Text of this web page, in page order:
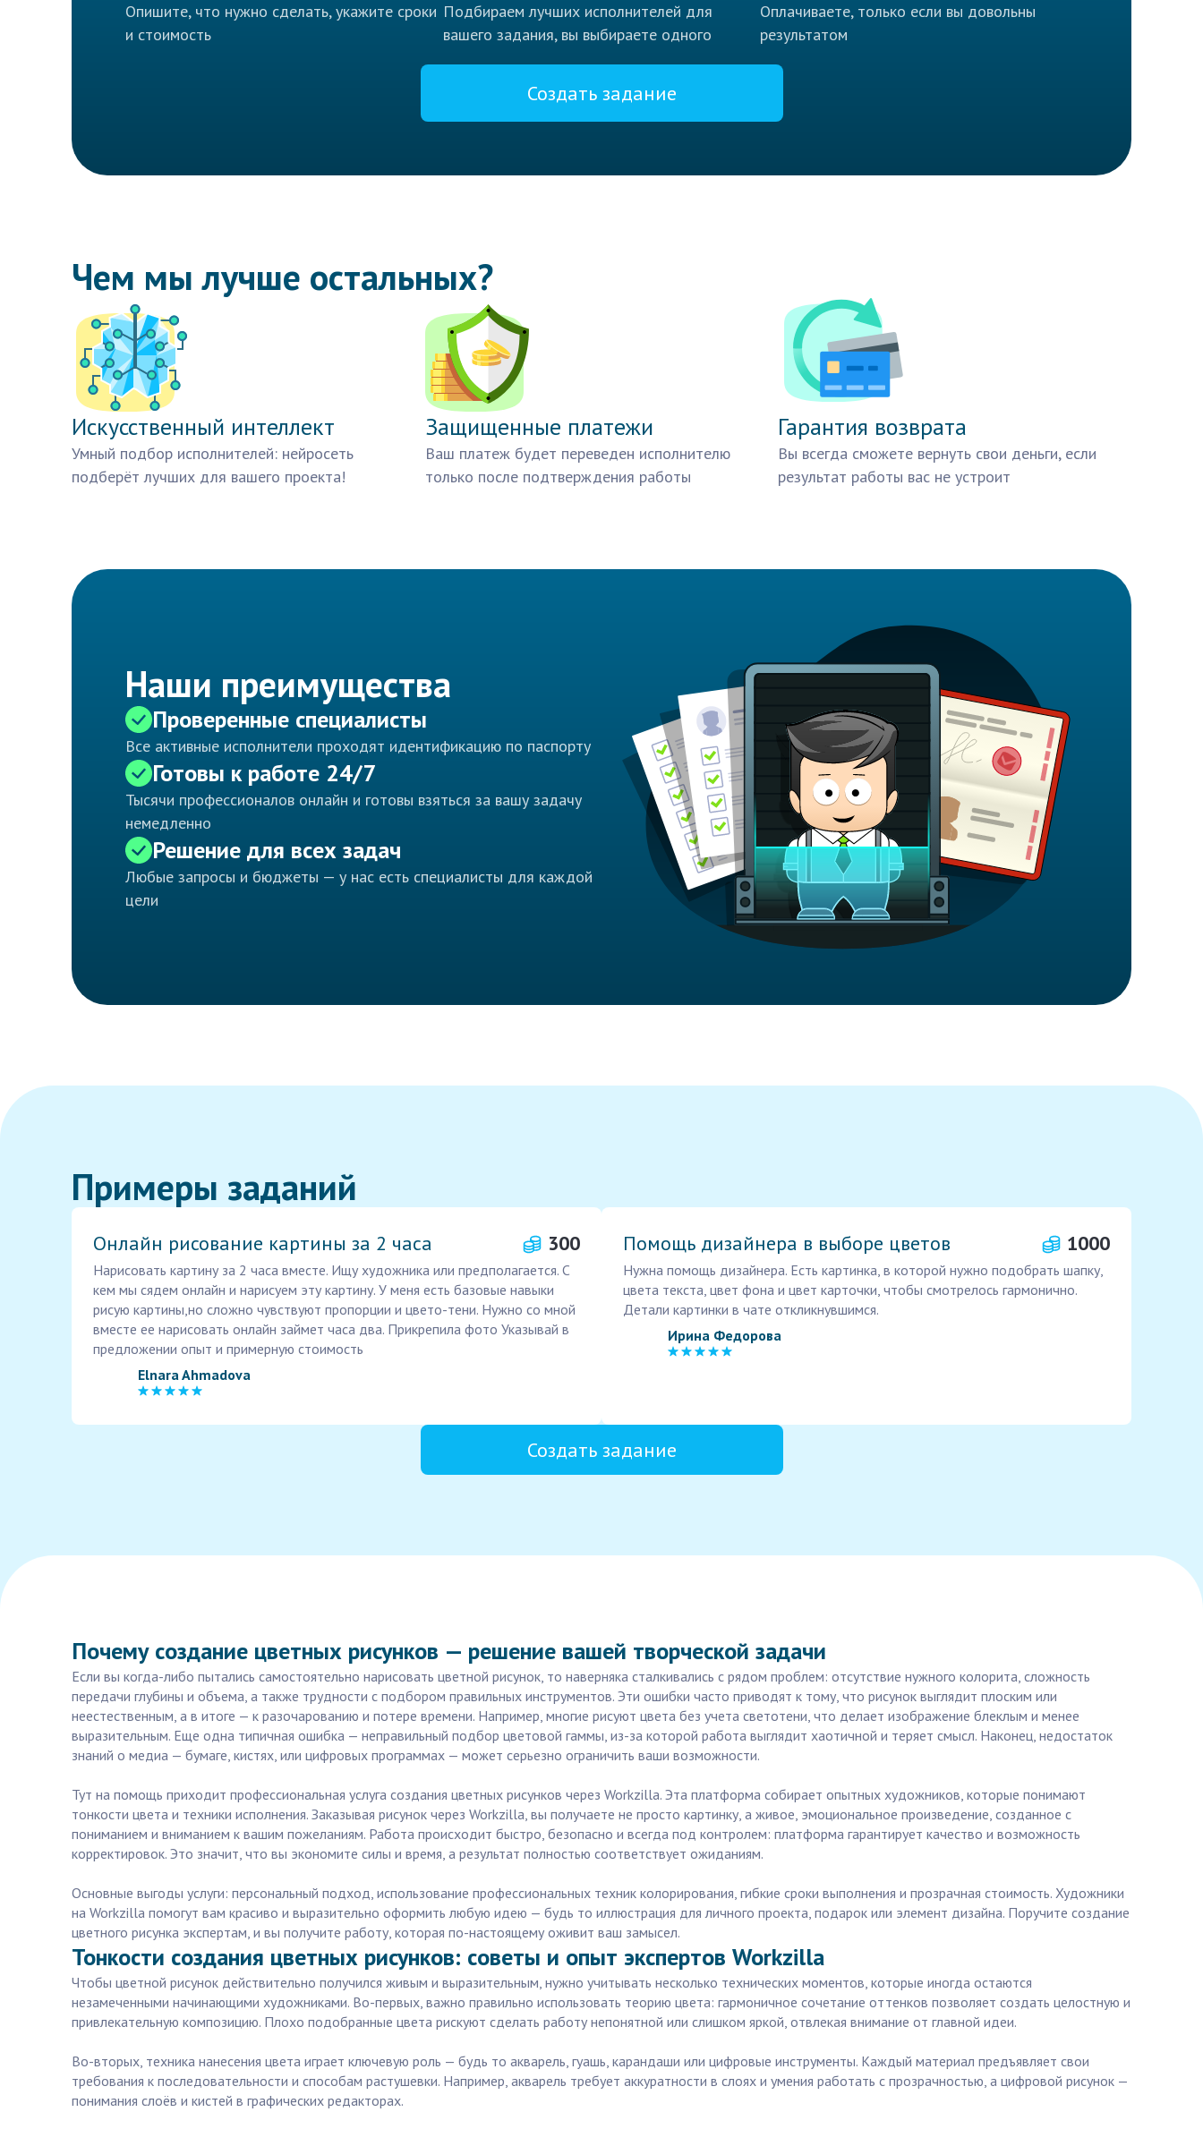
Опишите, что нужно сделать, укажите сроки
и стоимость
Подбираем лучших исполнителей для
вашего задания, вы выбираете одного
Оплачиваете, только если вы довольны
результатом
Создать задание
Чем мы лучше остальных?
Искусственный интеллект
Умный подбор исполнителей: нейросеть
подберёт лучших для вашего проекта!
Защищенные платежи
Ваш платеж будет переведен исполнителю
только после подтверждения работы
Гарантия возврата
Вы всегда сможете вернуть свои деньги, если
результат работы вас не устроит
Наши преимущества
Проверенные специалисты
Все активные исполнители проходят идентификацию по паспорту
Готовы к работе 24/7
Тысячи профессионалов онлайн и готовы взяться за вашу задачу
немедленно
Решение для всех задач
Любые запросы и бюджеты — у нас есть специалисты для каждой
цели
Примеры заданий
Онлайн рисование картины за 2 часа 300
Нарисовать картину за 2 часа вместе. Ищу художника или предполагается. С
кем мы сядем онлайн и нарисуем эту картину. У меня есть базовые навыки
рисую картины,но сложно чувствуют пропорции и цвето-тени. Нужно со мной
вместе ее нарисовать онлайн займет часа два. Прикрепила фото Указывай в
предложении опыт и примерную стоимость
Elnara Ahmadova
Помощь дизайнера в выборе цветов 1000
Нужна помощь дизайнера. Есть картинка, в которой нужно подобрать шапку,
цвета текста, цвет фона и цвет карточки, чтобы смотрелось гармонично.
Детали картинки в чате откликнувшимся.
Ирина Федорова
Создать задание
Почему создание цветных рисунков — решение вашей творческой задачи
Если вы когда-либо пытались самостоятельно нарисовать цветной рисунок, то наверняка сталкивались с рядом проблем: отсутствие нужного колорита, сложность
передачи глубины и объема, а также трудности с подбором правильных инструментов. Эти ошибки часто приводят к тому, что рисунок выглядит плоским или
неестественным, а в итоге — к разочарованию и потере времени. Например, многие рисуют цвета без учета светотени, что делает изображение блеклым и менее
выразительным. Еще одна типичная ошибка — неправильный подбор цветовой гаммы, из-за которой работа выглядит хаотичной и теряет смысл. Наконец, недостаток
знаний о медиа — бумаге, кистях, или цифровых программах — может серьезно ограничить ваши возможности.
Тут на помощь приходит профессиональная услуга создания цветных рисунков через Workzilla. Эта платформа собирает опытных художников, которые понимают
тонкости цвета и техники исполнения. Заказывая рисунок через Workzilla, вы получаете не просто картинку, а живое, эмоциональное произведение, созданное с
пониманием и вниманием к вашим пожеланиям. Работа происходит быстро, безопасно и всегда под контролем: платформа гарантирует качество и возможность
корректировок. Это значит, что вы экономите силы и время, а результат полностью соответствует ожиданиям.
Основные выгоды услуги: персональный подход, использование профессиональных техник колорирования, гибкие сроки выполнения и прозрачная стоимость. Художники
на Workzilla помогут вам красиво и выразительно оформить любую идею — будь то иллюстрация для личного проекта, подарок или элемент дизайна. Поручите создание
цветного рисунка экспертам, и вы получите работу, которая по-настоящему оживит ваш замысел.
Тонкости создания цветных рисунков: советы и опыт экспертов Workzilla
Чтобы цветной рисунок действительно получился живым и выразительным, нужно учитывать несколько технических моментов, которые иногда остаются
незамеченными начинающими художниками. Во-первых, важно правильно использовать теорию цвета: гармоничное сочетание оттенков позволяет создать целостную и
привлекательную композицию. Плохо подобранные цвета рискуют сделать работу непонятной или слишком яркой, отвлекая внимание от главной идеи.
Во-вторых, техника нанесения цвета играет ключевую роль — будь то акварель, гуашь, карандаши или цифровые инструменты. Каждый материал предъявляет свои
требования к последовательности и способам растушевки. Например, акварель требует аккуратности в слоях и умения работать с прозрачностью, а цифровой рисунок —
понимания слоёв и кистей в графических редакторах.